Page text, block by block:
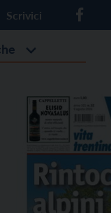
Scrivici